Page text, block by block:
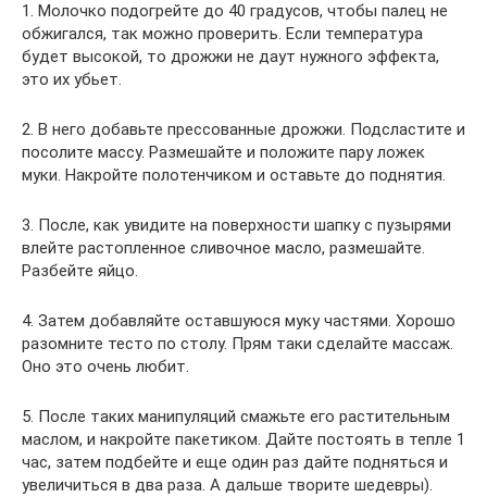
1. Молочко подогрейте до 40 градусов, чтобы палец не
обжигался, так можно проверить. Если температура
будет высокой, то дрожжи не даут нужного эффекта,
это их убьет.
2. В него добавьте прессованные дрожжи. Подсластите и
посолите массу. Размешайте и положите пару ложек
муки. Накройте полотенчиком и оставьте до поднятия.
3. После, как увидите на поверхности шапку с пузырями
влейте растопленное сливочное масло, размешайте.
Разбейте яйцо.
4. Затем добавляйте оставшуюся муку частями. Хорошо
разомните тесто по столу. Прям таки сделайте массаж.
Оно это очень любит.
5. После таких манипуляций смажьте его растительным
маслом, и накройте пакетиком. Дайте постоять в тепле 1
час, затем подбейте и еще один раз дайте подняться и
увеличиться в два раза. А дальше творите шедевры).